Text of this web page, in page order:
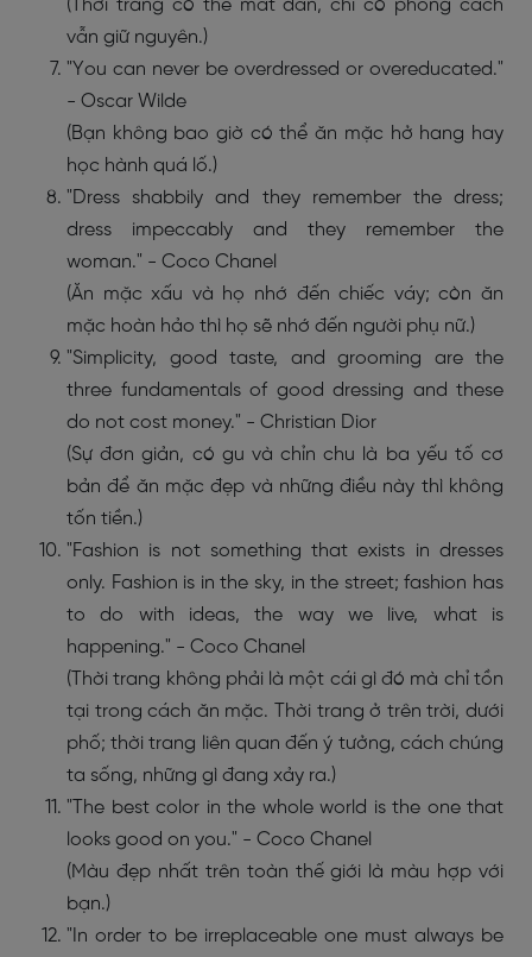
(Thời trang có thể mất dần, chỉ có phong cách
vẫn giữ nguyên.)
"You can never be overdressed or overeducated."
- Oscar Wilde
(Bạn không bao giờ có thể ăn mặc hở hang hay
học hành quá lố.)
"Dress shabbily and they remember the dress;
dress impeccably and they remember the
woman." - Coco Chanel
(Ăn mặc xấu và họ nhớ đến chiếc váy; còn ăn
mặc hoàn hảo thì họ sẽ nhớ đến người phụ nữ.)
"Simplicity, good taste, and grooming are the
three fundamentals of good dressing and these
do not cost money." - Christian Dior
(Sự đơn giản, có gu và chỉn chu là ba yếu tố cơ
bản để ăn mặc đẹp và những điều này thì không
tốn tiền.)
"Fashion is not something that exists in dresses
only. Fashion is in the sky, in the street; fashion has
to do with ideas, the way we live, what is
happening." - Coco Chanel
(Thời trang không phải là một cái gì đó mà chỉ tồn
tại trong cách ăn mặc. Thời trang ở trên trời, dưới
phố; thời trang liên quan đến ý tưởng, cách chúng
ta sống, những gì đang xảy ra.)
"The best color in the whole world is the one that
looks good on you." - Coco Chanel
(Màu đẹp nhất trên toàn thế giới là màu hợp với
bạn.)
"In order to be irreplaceable one must always be